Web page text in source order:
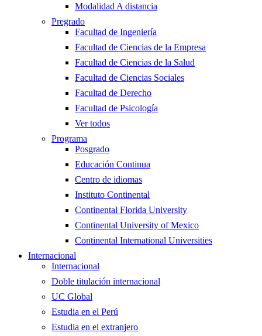
Modalidad A distancia
Pregrado
Facultad de Ingeniería
Facultad de Ciencias de la Empresa
Facultad de Ciencias de la Salud
Facultad de Ciencias Sociales
Facultad de Derecho
Facultad de Psicología
Ver todos
Programa
Posgrado
Educación Continua
Centro de idiomas
Instituto Continental
Continental Florida University
Continental University of Mexico
Continental International Universities
Internacional
Internacional
Doble titulación internacional
UC Global
Estudia en el Perú
Estudia en el extranjero